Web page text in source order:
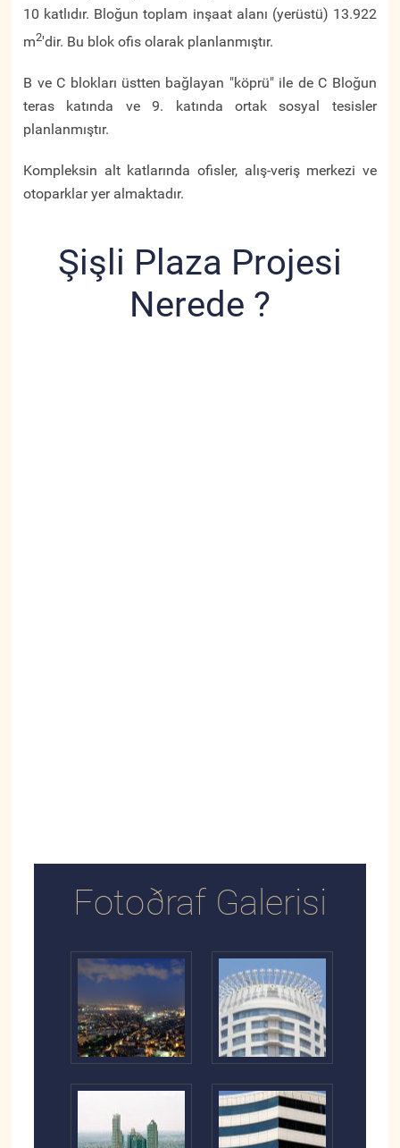
10 katlıdır. Bloğun toplam inşaat alanı (yerüstü) 13.922
m2'dir. Bu blok ofis olarak planlanmıştır.
B ve C blokları üstten bağlayan "köprü" ile de C Bloğun
teras katında ve 9. katında ortak sosyal tesisler
planlanmıştır.
Kompleksin alt katlarında ofisler, alış-veriş merkezi ve
otoparklar yer almaktadır.
Şişli Plaza Projesi
Nerede ?
Fotoðraf Galerisi